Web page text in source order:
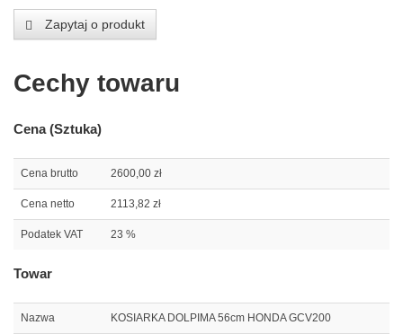
Zapytaj o produkt
Cechy towaru
Cena (Sztuka)
Cena brutto 2600,00 zł
Cena netto 2113,82 zł
Podatek VAT 23 %
Towar
Nazwa KOSIARKA DOLPIMA 56cm HONDA GCV200